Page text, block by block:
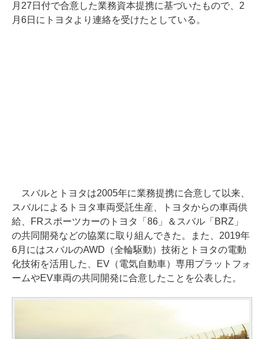
月27日付で合意した業務資本提携に基づいたもので、2
月6日にトヨタより連絡を受けたとしている。
スバルとトヨタは2005年に業務提携に合意して以来、
スバルによるトヨタ車両受託生産、トヨタからの車両供
給、FRスポーツカーのトヨタ「86」＆スバル「BRZ」
の共同開発などの協業に取り組んできた。また、2019年
6月にはスバルのAWD（全輪駆動）技術とトヨタの電動
化技術を活用した、EV（電気自動車）専用プラットフォ
ームやEV車両の共同開発に合意したことを公表した。